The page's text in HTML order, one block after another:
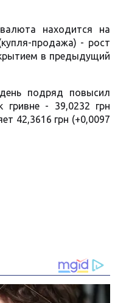
находится на
продажа) - рост
в предыдущий
подряд повысил
- 39,0232 грн
42,3616 грн (+0,0097